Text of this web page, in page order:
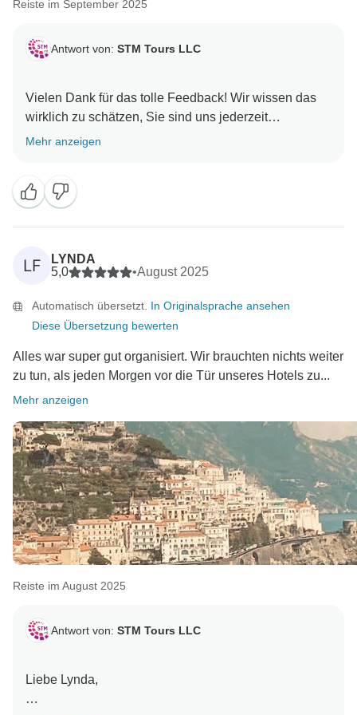
Mit freundlichen Grüßen,
Hazar
Reiste im September 2025
Antwort von: STM Tours LLC
Vielen Dank für das tolle Feedback! Wir wissen das
wirklich zu schätzen, Sie sind uns jederzeit
Mehr anzeigen
LF
LYNDA
5,0
•August 2025
Automatisch übersetzt. In Originalsprache ansehen
Diese Übersetzung bewerten
Alles war super gut organisiert. Wir brauchten nichts weiter
zu tun, als jeden Morgen vor die Tür unseres Hotels zu...
Mehr anzeigen
Reiste im August 2025
Antwort von: STM Tours LLC
Liebe Lynda,